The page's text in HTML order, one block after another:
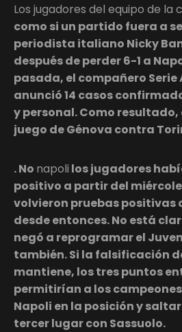
Los jugadores del equipo de la
como si un partido fuera a
periodista italiano Nicky
después de perder 6-1 a
pasada, el compañero Serie
anunció 14 casos
y personal. Como
juego de Génova contra
. No napoli los jugadores
positivo a partir del
volvieron pruebas positivas
desde entonces. No está
negó a reprogramar el
también. Si la falsificación
mantiene, los tres puntos
permitirían a los
Napoli en la posición y
tercer lugar con Sassuolo.